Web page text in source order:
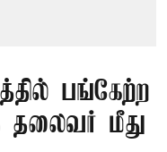
பங்கேற்ற
மீது